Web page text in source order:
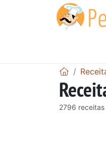
2796 receitas